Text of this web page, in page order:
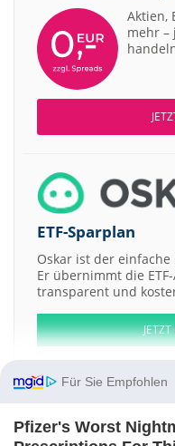
Aktien,
mehr
ETF-Sparplan
Oskar ist der
Er übernimmt die
transparent und
Aktien ATX DAX EuroStoxx
Für Sie Empfohlen
Pfizer's Worst